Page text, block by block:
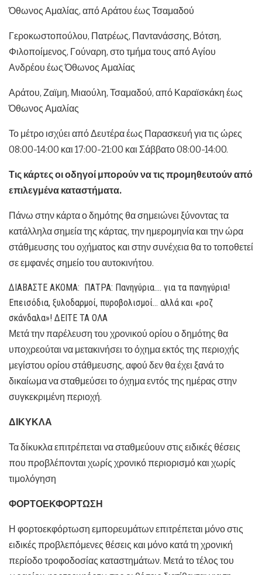
Όθωνος Αμαλίας, από Αράτου έως Τσαμαδού
Γεροκωστοπούλου, Πατρέως, Παντανάσσης, Βότση,
Φιλοποίμενος, Γούναρη, στο τμήμα τους από Αγίου
Ανδρέου έως Όθωνος Αμαλίας
Αράτου, Ζαϊμη, Μιαούλη, Τσαμαδού, από Καραϊσκάκη έως
Όθωνος Αμαλίας
Το μέτρο ισχύει από Δευτέρα έως Παρασκευή για τις ώρες
08:00-14:00 και 17:00-21:00 και Σάββατο 08:00-14:00.
Τις κάρτες οι οδηγοί μπορούν να τις προμηθευτούν από
επιλεγμένα καταστήματα.
Πάνω στην κάρτα ο δημότης θα σημειώνει ξύνοντας τα
κατάλληλα σημεία της κάρτας, την ημερομηνία και την ώρα
στάθμευσης του οχήματος και στην συνέχεια θα το τοποθετεί
σε εμφανές σημείο του αυτοκινήτου.
ΔΙΑΒΑΣΤΕ ΑΚΟΜΑ: ΠΑΤΡΑ: Πανηγύρια…. για τα πανηγύρια!
Επεισόδια, ξυλοδαρμοί, πυροβολισμοί… αλλά και «ροζ
σκάνδαλα»! ΔΕΙΤΕ ΤΑ ΟΛΑ
Μετά την παρέλευση του χρονικού ορίου ο δημότης θα
υποχρεούται να μετακινήσει το όχημα εκτός της περιοχής
μεγίστου ορίου στάθμευσης, αφού δεν θα έχει ξανά το
δικαίωμα να σταθμεύσει το όχημα εντός της ημέρας στην
συγκεκριμένη περιοχή.
ΔΙΚΥΚΛΑ
Τα δίκυκλα επιτρέπεται να σταθμεύουν στις ειδικές θέσεις
που προβλέπονται χωρίς χρονικό περιορισμό και χωρίς
τιμολόγηση
ΦΟΡΤΟΕΚΦΟΡΤΩΣΗ
Η φορτοεκφόρτωση εμπορευμάτων επιτρέπεται μόνο στις
ειδικές προβλεπόμενες θέσεις και μόνο κατά τη χρονική
περίοδο τροφοδοσίας καταστημάτων. Μετά το τέλος του